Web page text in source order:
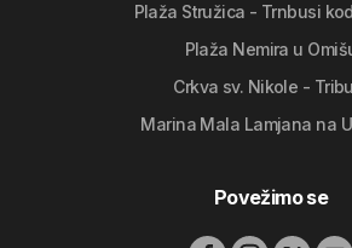
Plaža Stružica - Trnbusi
Plaža Nemira u
Crkva sv. Nikole -
Marina Mala Lamjana na
Povežimo se